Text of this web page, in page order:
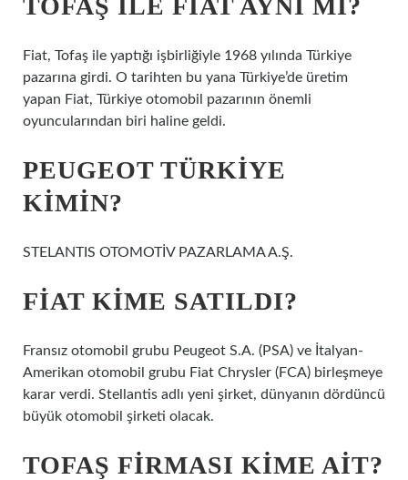
TOFAŞ ILE FIAT AYNI MI?
Fiat, Tofaş ile yaptığı işbirliğiyle 1968 yılında Türkiye
pazarına girdi. O tarihten bu yana Türkiye’de üretim
yapan Fiat, Türkiye otomobil pazarının önemli
oyuncularından biri haline geldi.
PEUGEOT TÜRKIYE
KIMIN?
STELANTIS OTOMOTİV PAZARLAMA A.Ş.
FIAT KIME SATILDI?
Fransız otomobil grubu Peugeot S.A. (PSA) ve İtalyan-
Amerikan otomobil grubu Fiat Chrysler (FCA) birleşmeye
karar verdi. Stellantis adlı yeni şirket, dünyanın dördüncü
büyük otomobil şirketi olacak.
TOFAŞ FIRMASI KIME AIT?